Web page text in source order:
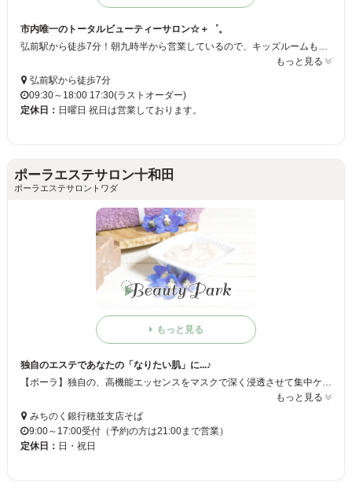
市内唯一のトータルビューティーサロン☆＋゜。
もっと見る
弘前駅から徒歩7分
09:30～18:00 17:30(ラストオーダー)
定休日： 日曜日 祝日は営業しております。
ポーラエステサロン十和田
ポーラエステサロントワダ
もっと見る
独自のエステであなたの「なりたい肌」に...♪
【ポーラ】独自の、高機能エッセンスをマスクで深く浸透させて集中ケア★豊富なメニューの中から、あなたの肌の悩みに合わせて施術！あなたが思う理想の肌に導きます.:*ﾟ
もっと見る
みちのく銀行穂並支店そば
9:00～17:00受付（予約の方は21:00まで営業）
定休日： 日・祝日